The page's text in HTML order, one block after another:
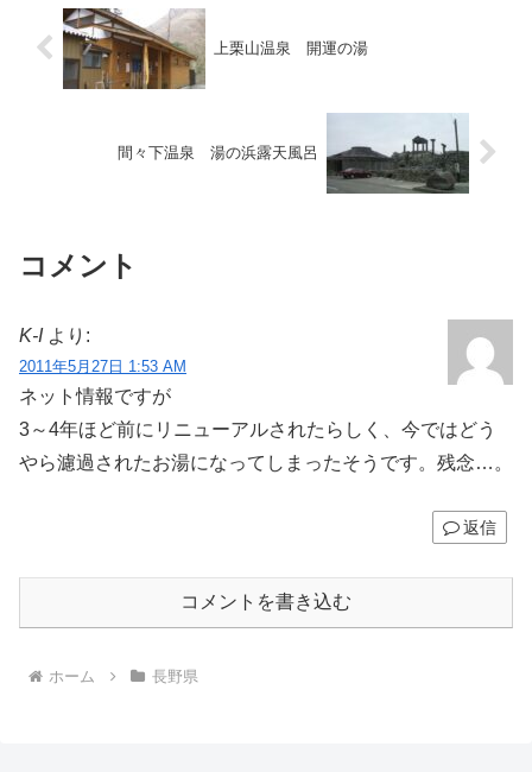
上栗山温泉 開運の湯
間々下温泉 湯の浜露天風呂
コメント
K-I より:
2011年5月27日 1:53 AM
ネット情報ですが
3～4年ほど前にリニューアルされたらしく、今ではどう
やら濾過されたお湯になってしまったそうです。残念…。
返信
コメントを書き込む
ホーム 長野県